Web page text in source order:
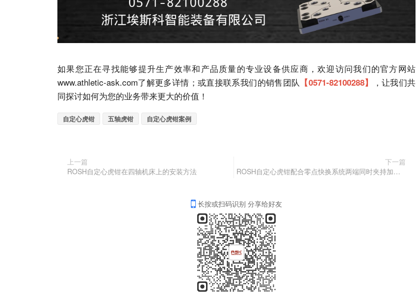
如果您正在寻找能够提升生产效率和产品质量的专业设备供应商，欢迎访问我们的官方网站
www.athletic-ask.com了解更多详情；或直接联系我们的销售团队 【0571-82100288】
，让我们共
同探讨如何为您的业务带来更大的价值！
自定心虎钳 五轴虎钳 自定心虎钳案例
上一篇
ROSH自定心虎钳在四轴机床上的安装方法
下一篇
ROSH自定心虎钳配合零点快换系统两端同时夹持加工透平叶片案例
长按或扫码识别 分享给好友